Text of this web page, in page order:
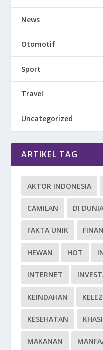
News
Otomotif
Sport
Travel
Uncategorized
ARTIKEL TAG
AKTOR INDONESIA
CAMILAN DI
FAKTA UNIK
HEWAN HOT
INTERNET
KEINDAHAN
KESEHATAN
MAKANAN